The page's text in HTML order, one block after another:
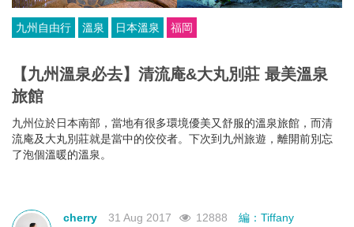
九州自由行 溫泉 日本溫泉 福岡
【九州溫泉必去】清流庵&大丸別莊 最美溫泉
旅館
九州位於日本南部，當地有很多環境優美又舒服的溫泉旅館，而清
流庵及大丸別莊就是當中的佼佼者。下次到九州旅遊，離開前別忘
了泡個溫暖的溫泉。
cherry 31 Aug 2017 12888 編：Tiffany